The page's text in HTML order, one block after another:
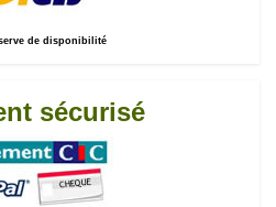
de disponibilité
sécurisé